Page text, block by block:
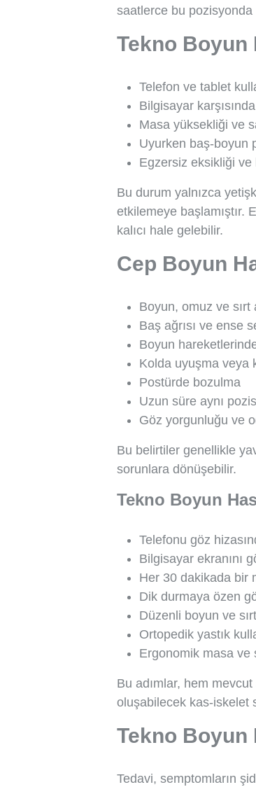
saatlerce bu pozisyonda
Tekno Boyun
Telefon ve tablet
Bilgisayar
Masa yüksekliği ve
Uyurken baş-boyun
Egzersiz eksikliği ve
Bu durum yalnızca
etkilemeye başlamıştır.
kalıcı hale gelebilir.
Cep Boyun
Boyun, omuz ve sırt
Baş ağrısı ve ense
Boyun hareketlerinde
Kolda uyuşma veya
Postürde bozulma
Uzun süre aynı
Göz yorgunluğu ve
Bu belirtiler genellikle
sorunlara dönüşebilir.
Tekno Boyun
Telefonu göz
Bilgisayar ekranını
Her 30 dakikada bir
Dik durmaya özen
Düzenli boyun ve
Ortopedik yastık
Ergonomik masa ve
Bu adımlar, hem
oluşabilecek kas-iskelet
Tekno Boyun
Tedavi, semptomların